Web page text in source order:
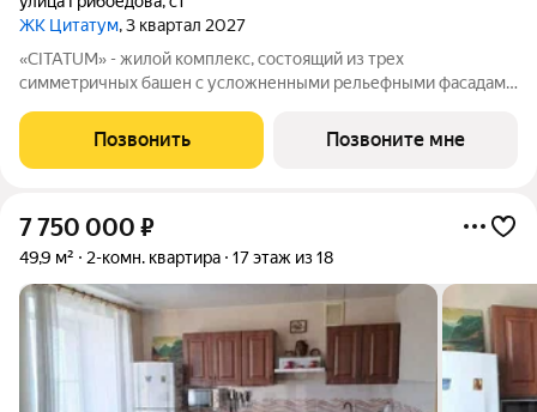
ЖК Цитатум, 3 квартал 2027
«CITATUM» - жилой комплекс, состоящий из трех
симметричных башен с усложненными рельефными фасадами
котором расположится просторное дизайнерское лобби с
консьержем и мягкой зоной ожидания.
Позвонить Позвоните мне
7 750 000 ₽
49,9 м² 2-комн. квартира 17 этаж из 18